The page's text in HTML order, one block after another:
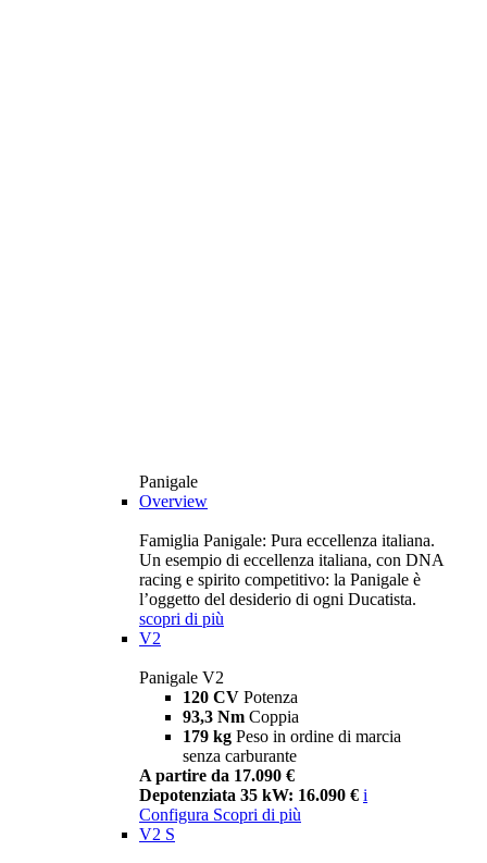
Panigale
Overview
Famiglia Panigale: Pura eccellenza italiana.
Un esempio di eccellenza italiana, con DNA
racing e spirito competitivo: la Panigale è
l’oggetto del desiderio di ogni Ducatista.
scopri di più
V2
Panigale V2
120 CV Potenza
93,3 Nm Coppia
179 kg Peso in ordine di marcia
senza carburante
A partire da 17.090 €
Depotenziata 35 kW: 16.090 € i
Configura Scopri di più
V2 S